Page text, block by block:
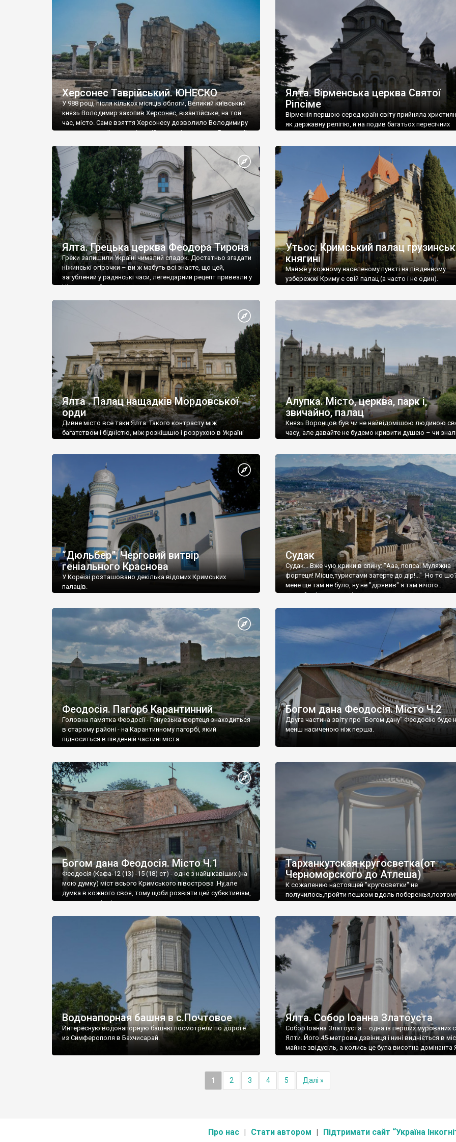
візантійської доби. Раритети викрадені з фондів об’єкту
культурної спадщини ЮНЕСКО «Херсонеса Таврійського».
Офіційно – на виставку «Золото Візантії», але експерти та
влада в Україні вважають це лише […]
називаються «повстяками» (postaki)…” “Вино. Крим
виробляє відмінне вино і його вдосталь: воно все
легке біле і дуже […]
Херсонес Таврійський. ЮНЕСКО
У 988 році, після кількох місяців облоги, Великий київський
князь Володимир захопив Херсонес, візантійське, на той
час, місто. Саме взяття Херсонесу дозволило Володимиру
диктувати свої умови візантійському імператору Василю ІІ,
Херсонесі Володимир-язичник, став Василем-
християнином. А потім було Хрещення Русі. На честь
Херсонесу Таврійського названо місто […]
Ялта. Вірменська церква Святої
Ріпсіме
Вірменія першою серед країн світу прийняла
як державну релігію, й на подив багатьох пересічних
Ялта. Грецька церква Феодора Тирона
Греки залишили Україні чималий спадок. Достатньо згадати
ніжинські огірочки – ви ж мабуть всі знаєте, що цей,
загублений у радянські часи, легендарний рецепт привезли у
Ніжин греки?
Утьос. Кримський палац
княгині
Майже у кожному населеному пункті на південному
узбережжі Криму є свій палац (а часто і не один).
Ялта . Палац нащадків Мордовської
орди
Дивне місто все таки Ялта. Такого контрасту між
багатством і бідністю, між розкішшю і розрухою в Україні
Алупка. Місто, церква, парк і,
звичайно, палац
Князь Воронцов був чи не найвідомішою людиною
часу, але давайте не будемо кривити душею – чи
“Дюльбер”. Черговий витвір
геніального Краснова
У Кореїзі розташовано декілька відомих Кримських
палаців.
Судак
Судак... Вже чую крики в спину: "Ааа, попса! Муляжна
фортеця! Місце,туристами затерте до дір!..." Но то
мене ще там не було, ну не "дірявив" я там нічого...
принаймні до цього літа.
Феодосія. Пагорб Карантинний
Головна памятка Феодосії - Генуезька фортеця знаходиться
в старому районі - на Карантинному пагорбі, який
підноситься в південній частині міста.
Богом дана Феодосія. Місто Ч.2
Друга частина звіту про "Богом дану" Феодосію буде
менш насиченою ніж перша.
Богом дана Феодосія. Місто Ч.1
Феодосія (Кафа-12 (13) -15 (18) ст) - одне з найцікавіших (на
мою думку) міст всього Кримського півострова .Ну,але
думка в кожного своя, тому щоби розвіяти цей субєктивізм,
запрошую відвідати це
Тарханкутская кругосветка(от
Черноморского до Атлеша)
К сожалению настоящей "кругосветки" не
получилось,пройти пешком вдоль
Водонапорная башня в с.Почтовое
Интересную водонапорную башню посмотрели по дороге
из Симферополя в Бахчисарай.
Ялта. Собор Іоанна Златоуста
Собор Іоанна Златоуста – одна із перших мурованих
Ялти. Його 45-метрова дзвіниця і нині видніється в
майже звідусіль, а колись це була висотна домінанта
1 2 3 4 5 Далі »
Про нас Стати автором Підтримати сайт “Україна